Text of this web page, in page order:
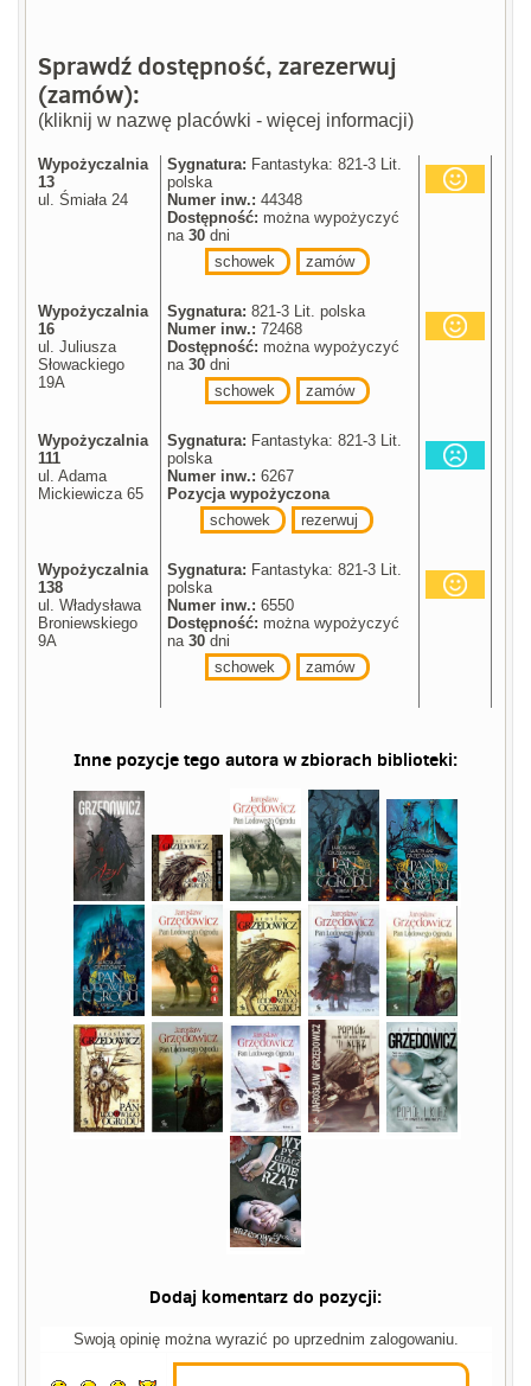
Sprawdź dostępność, zarezerwuj
(zamów):
(kliknij w nazwę placówki - więcej informacji)
Wypożyczalnia
13
ul. Śmiała 24
Sygnatura: Fantastyka: 821-3 Lit.
polska
Numer inw.: 44348
Dostępność: można wypożyczyć
na30 dni
schowek
zamów
Wypożyczalnia
16
ul. Juliusza
Słowackiego
19A
Sygnatura: 821-3 Lit. polska
Numer inw.: 72468
Dostępność: można wypożyczyć
na30 dni
schowek
zamów
Wypożyczalnia
111
ul. Adama
Mickiewicza 65
Sygnatura: Fantastyka: 821-3 Lit.
polska
Numer inw.: 6267
Pozycja wypożyczona
schowek
rezerwuj
Wypożyczalnia
138
ul. Władysława
Broniewskiego
9A
Sygnatura: Fantastyka: 821-3 Lit.
polska
Numer inw.: 6550
Dostępność: można wypożyczyć
na30 dni
schowek
zamów
Inne pozycje tego autora w zbiorach biblioteki:
Dodaj komentarz do pozycji:
Swoją opinię można wyrazić po uprzednim zalogowaniu.